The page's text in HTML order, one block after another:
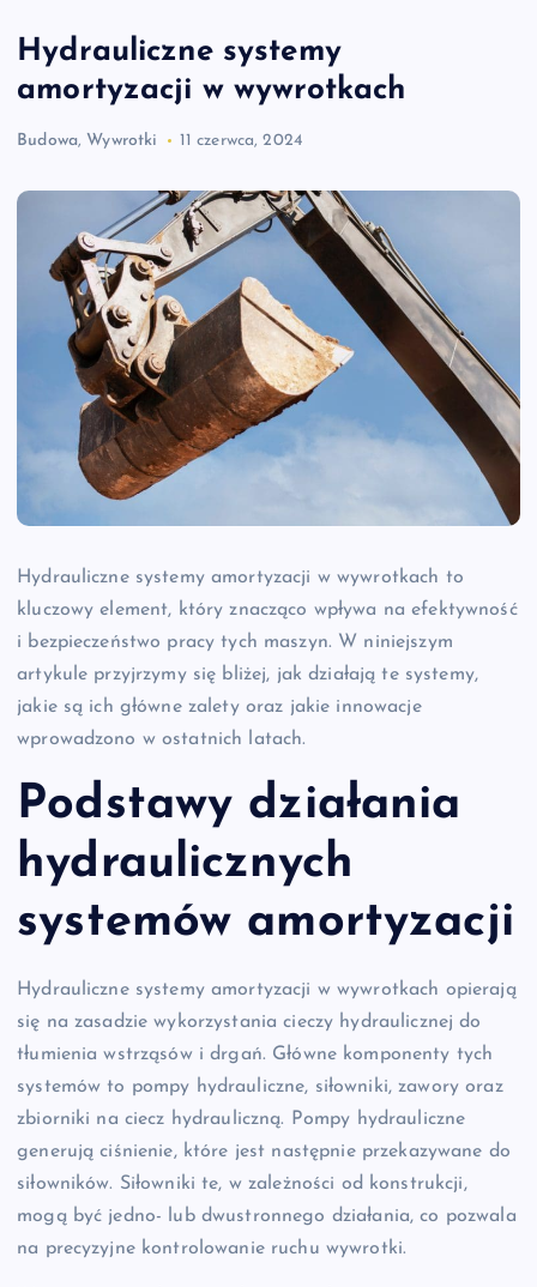
Hydrauliczne systemy
amortyzacji w wywrotkach
Budowa, Wywrotki 11 czerwca, 2024
Hydrauliczne systemy amortyzacji w wywrotkach to
kluczowy element, który znacząco wpływa na efektywność
i bezpieczeństwo pracy tych maszyn. W niniejszym
artykule przyjrzymy się bliżej, jak działają te systemy,
jakie są ich główne zalety oraz jakie innowacje
wprowadzono w ostatnich latach.
Podstawy działania
hydraulicznych
systemów amortyzacji
Hydrauliczne systemy amortyzacji w wywrotkach opierają
się na zasadzie wykorzystania cieczy hydraulicznej do
tłumienia wstrząsów i drgań. Główne komponenty tych
systemów to pompy hydrauliczne, siłowniki, zawory oraz
zbiorniki na ciecz hydrauliczną. Pompy hydrauliczne
generują ciśnienie, które jest następnie przekazywane do
siłowników. Siłowniki te, w zależności od konstrukcji,
mogą być jedno- lub dwustronnego działania, co pozwala
na precyzyjne kontrolowanie ruchu wywrotki.